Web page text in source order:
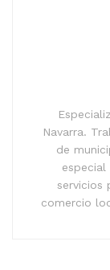
Navarra.
de
servicios
comercio